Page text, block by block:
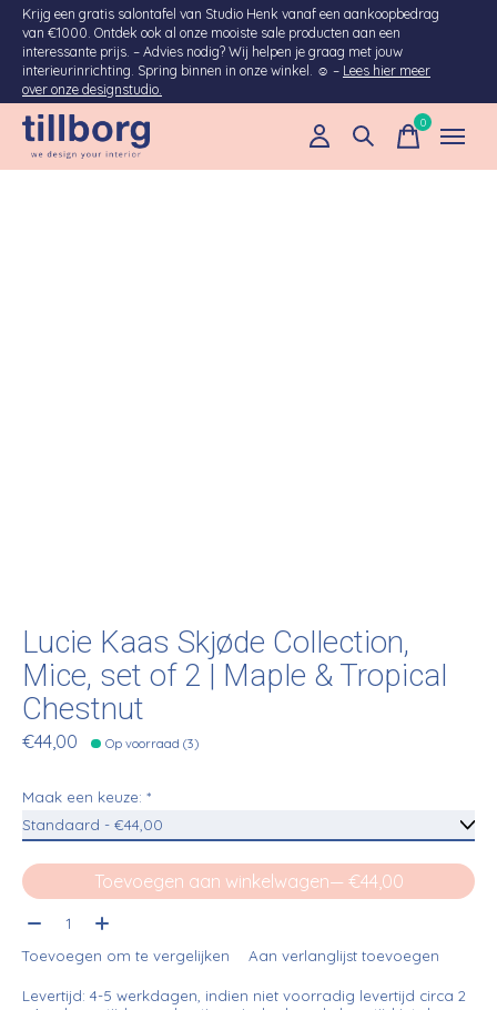
Krijg een gratis salontafel van Studio Henk vanaf een aankoopbedrag
van €1000. Ontdek ook al onze mooiste sale producten aan een
interessante prijs. – Advies nodig? Wij helpen je graag met jouw
interieurinrichting. Spring binnen in onze winkel. ☺ – Lees hier meer
over onze designstudio.
0items
Lucie Kaas Skjøde Collection,
Mice, set of 2 | Maple & Tropical
Chestnut
€44,00 Op voorraad (3)
Maak een keuze: *
Toevoegen aan winkelwagen
— €44,00
Aantal:
Toevoegen om te vergelijken Aan verlanglijst toevoegen
Levertijd: 4-5 werkdagen, indien niet voorradig levertijd circa 2